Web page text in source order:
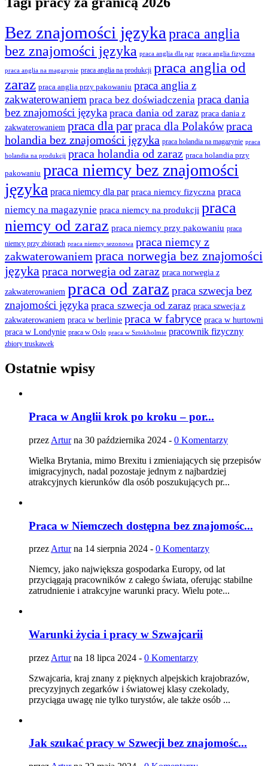
Bez znajomości języka praca anglia
bez znajomości języka praca anglia dla par praca anglia fizyczna
praca anglia na magazynie praca anglia na produkcji praca anglia od
zaraz praca anglia przy pakowaniu praca anglia z
zakwaterowaniem praca bez doświadczenia praca dania
bez znajomości języka praca dania od zaraz praca dania z
zakwaterowaniem praca dla parpraca dla Polakówpraca
holandia bez znajomości języka praca holandia na magazynie praca
holandia na produkcji praca holandia od zaraz praca holandia przy
pakowaniu praca niemcy bez znajomości
języka praca niemcy dla par praca niemcy fizyczna praca
niemcy na magazynie praca niemcy na produkcji praca
niemcy od zaraz praca niemcy przy pakowaniu praca
niemcy przy zbiorach praca niemcy sezonowa praca niemcy z
zakwaterowaniem praca norwegia bez znajomości
języka praca norwegia od zaraz praca norwegia z
zakwaterowaniem praca od zaraz praca szwecja bez
znajomości języka praca szwecja od zaraz praca szwecja z
zakwaterowaniem praca w berlinie praca w fabryce praca w hurtowni
praca w Londynie praca w Oslo praca w Sztokholmie pracownik fizyczny
zbiory truskawek
Ostatnie wpisy
Praca w Anglii krok po kroku – por...
przez Arturna 30 października 2024 - 0 Komentarzy
Wielka Brytania, mimo Brexitu i zmieniających się przepisów
imigracyjnych, nadal pozostaje jednym z najbardziej
atrakcyjnych kierunków dla osób poszukujących pr...
Praca w Niemczech dostępna bez znajomośc...
przez Arturna 14 sierpnia 2024 - 0 Komentarzy
Niemcy, jako największa gospodarka Europy, od lat
przyciągają pracowników z całego świata, oferując stabilne
zatrudnienie i atrakcyjne warunki pracy. Wielu pote...
Warunki życia i pracy w Szwajcarii
przez Arturna 18 lipca 2024 - 0 Komentarzy
Szwajcaria, kraj znany z pięknych alpejskich krajobrazów,
precyzyjnych zegarków i światowej klasy czekolady,
przyciąga uwagę nie tylko turystów, ale także osób ...
Jak szukać pracy w Szwecji bez znajomośc...